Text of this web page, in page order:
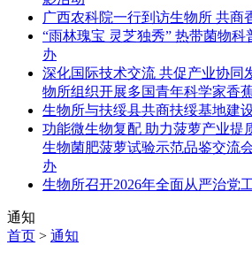
广西农科院一行到访生物所 共商
“雨林瑰宝 灵芝独秀” 热带菌物
办
深化国际技术交流 共促产业协
物所组织开展多国青年科学家香
生物所与扶绥县共商扶绥基地建
功能微生物复配 助力菠萝产业
生物菌肥菠萝试验示范品鉴交流
办
生物所召开2026年全面从严治党
通知
首页 > 通知